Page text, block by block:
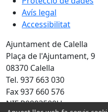
Avís legal
Accessibilitat
Ajuntament de Calella
Plaça de l'Ajuntament, 9
08370 Calella
Tel. 937 663 030
Fax 937 660 576
NIF P0803500H